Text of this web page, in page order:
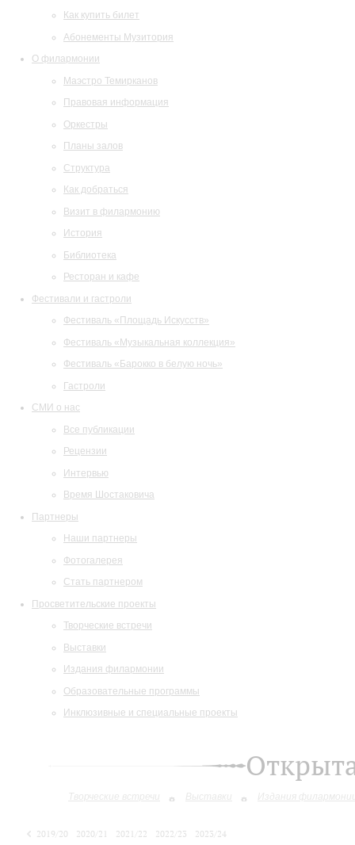
Как купить билет
Абонементы Музитория
О филармонии
Маэстро Темирканов
Правовая информация
Оркестры
Планы залов
Структура
Как добраться
Визит в филармонию
История
Библиотека
Ресторан и кафе
Фестивали и гастроли
Фестиваль «Площадь Искусств»
Фестиваль «Музыкальная коллекция»
Фестиваль «Барокко в белую ночь»
Гастроли
СМИ о нас
Все публикации
Рецензии
Интервью
Время Шостаковича
Партнеры
Наши партнеры
Фотогалерея
Стать партнером
Просветительские проекты
Творческие встречи
Выставки
Издания филармонии
Образовательные программы
Инклюзивные и специальные проекты
Творческие встречи Выставки Издания
2019/20 2020/21 2021/22 2022/23
2023/24